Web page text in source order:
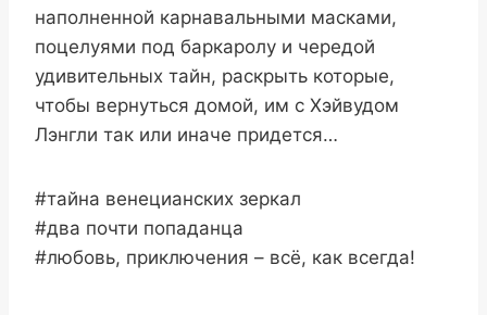
наполненной карнавальными масками,
поцелуями под баркаролу и чередой
удивительных тайн, раскрыть которые,
чтобы вернуться домой, им с Хэйвудом
Лэнгли так или иначе придется…
#тайна венецианских зеркал
#два почти попаданца
#любовь, приключения – всё, как всегда!